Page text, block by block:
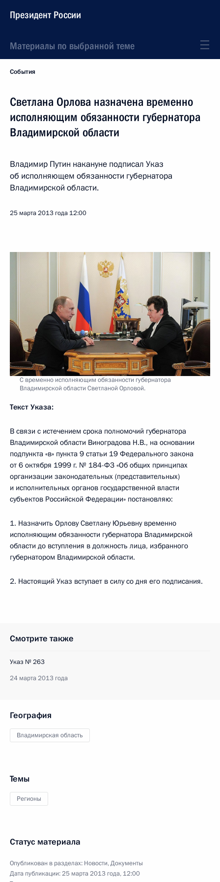
Президент России
Материалы по выбранной теме
События
Светлана Орлова назначена временно
исполняющим обязанности губернатора
Владимирской области
Владимир Путин накануне подписал Указ
об исполняющем обязанности губернатора
Владимирской области.
25 марта 2013 года 12:00
С временно исполняющим обязанности губернатора
Владимирской области Светланой Орловой.
Текст Указа:
В связи с истечением срока полномочий губернатора
Владимирской области Виноградова Н.В., на основании
подпункта «в» пункта 9 статьи 19 Федерального закона
от 6 октября 1999 г. № 184-ФЗ «Об общих принципах
организации законодательных (представительных)
и исполнительных органов государственной власти
субъектов Российской Федерации» постановляю:
1. Назначить Орлову Светлану Юрьевну временно
исполняющим обязанности губернатора Владимирской
области до вступления в должность лица, избранного
губернатором Владимирской области.
2. Настоящий Указ вступает в силу со дня его подписания.
Смотрите также
Указ № 263
24 марта 2013 года
География
Владимирская область
Темы
Регионы
Статус материала
Опубликован в разделах: Новости,Документы
Дата публикации:25 марта 2013 года, 12:00